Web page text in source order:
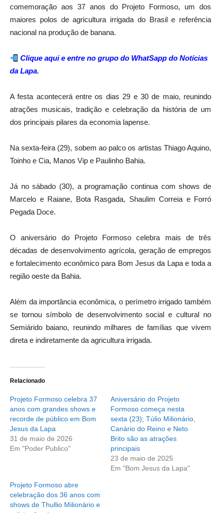
comemoração aos 37 anos do Projeto Formoso, um dos
maiores polos de agricultura irrigada do Brasil e referência
nacional na produção de banana.
Clique aqui e entre no grupo do WhatSapp do Notícias
da Lapa.
A festa acontecerá entre os dias 29 e 30 de maio, reunindo
atrações musicais, tradição e celebração da história de um
dos principais pilares da economia lapense.
Na sexta-feira (29), sobem ao palco os artistas Thiago Aquino,
Toinho e Cia, Manos Vip e Paulinho Bahia.
Já no sábado (30), a programação continua com shows de
Marcelo e Raiane, Bota Rasgada, Shaulim Correia e Forró
Pegada Doce.
O aniversário do Projeto Formoso celebra mais de três
décadas de desenvolvimento agrícola, geração de empregos
e fortalecimento econômico para Bom Jesus da Lapae toda a
região oeste da Bahia.
Além da importância econômica, o perímetro irrigado também
se tornou símbolo de desenvolvimento social e cultural no
Semiárido baiano, reunindo milhares de famílias que vivem
direta e indiretamente da agricultura irrigada.
Relacionado
Projeto Formoso celebra 37
anos com grandes shows e
recorde de público em Bom
Jesus da Lapa
31 de maio de 2026
Em "Poder Publico"
Aniversário do Projeto
Formoso começa nesta
sexta (23); Túlio Milionário,
Canário do Reino e Neto
Brito são as atrações
principais
23 de maio de 2025
Em "Bom Jesus da Lapa"
Projeto Formoso abre
celebração dos 36 anos com
shows de Thullio Milionário e